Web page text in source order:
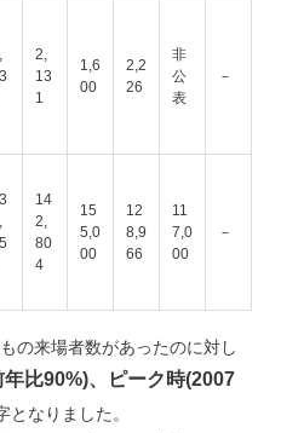
2,
13
1
1,6
00
2,2
26
非
公
表
－
14
2,
80
4
15
5,0
00
12
8,9
66
11
7,0
00
－
の来場者数があったのに対し
比90%)、ピーク時(2007
となりました。